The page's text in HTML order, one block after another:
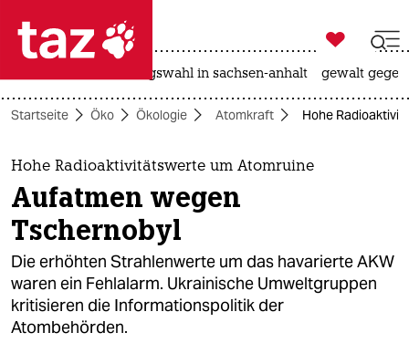
 taz zahl ich
taz zahl ich
themen
politik
öko
gesellschaft
kultur

taz zahl ich
landtagswahl in sachsen-anhalt gewalt
Startseite Öko Ökologie Atomkraft Hohe
Hohe Radioaktivitätswerte um Atomruine
Aufatmen wegen
Tschernobyl
Die erhöhten Strahlenwerte um das havarierte AKW
waren ein Fehlalarm. Ukrainische Umweltgruppen
kritisieren die Informationspolitik der
Atombehörden.